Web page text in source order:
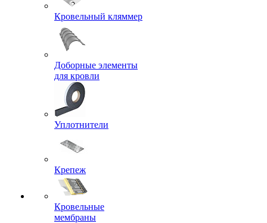
Кровельный кляммер
Доборные элементы
для кровли
Уплотнители
Крепеж
Кровельные
мембраны